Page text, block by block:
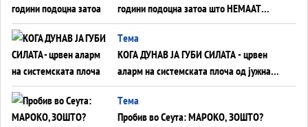
години подоцна затоа што НЕМААТ
ВНУЦИ ДА ГИ ЗАМЕНАТ
Tема
КОГА ДУНАВ ЈА ГУБИ СИЛАТА - црвен
аларм на системската плоча од јужна
Германија до Црното Море...
Tема
Пробив во Сеута: МАРОКО, ЗОШТО?